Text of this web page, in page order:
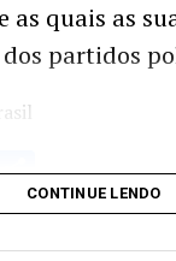
as quais as
partidos
Share
CONTINUE LENDO